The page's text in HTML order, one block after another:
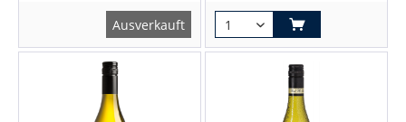
Ausverkauft